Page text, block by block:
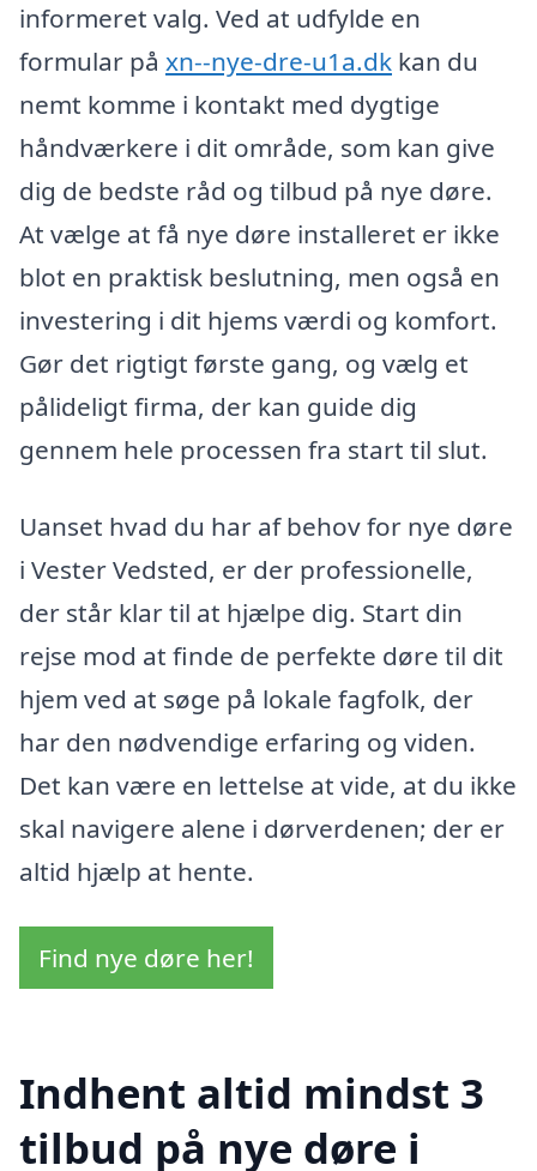
informeret valg. Ved at udfylde en
formular på xn--nye-dre-u1a.dk kan du
nemt komme i kontakt med dygtige
håndværkere i dit område, som kan give
dig de bedste råd og tilbud på nye døre.
At vælge at få nye døre installeret er ikke
blot en praktisk beslutning, men også en
investering i dit hjems værdi og komfort.
Gør det rigtigt første gang, og vælg et
pålideligt firma, der kan guide dig
gennem hele processen fra start til slut.
Uanset hvad du har af behov for nye døre
i Vester Vedsted, er der professionelle,
der står klar til at hjælpe dig. Start din
rejse mod at finde de perfekte døre til dit
hjem ved at søge på lokale fagfolk, der
har den nødvendige erfaring og viden.
Det kan være en lettelse at vide, at du ikke
skal navigere alene i dørverdenen; der er
altid hjælp at hente.
Find nye døre her!
Indhent altid mindst 3
tilbud på nye døre i